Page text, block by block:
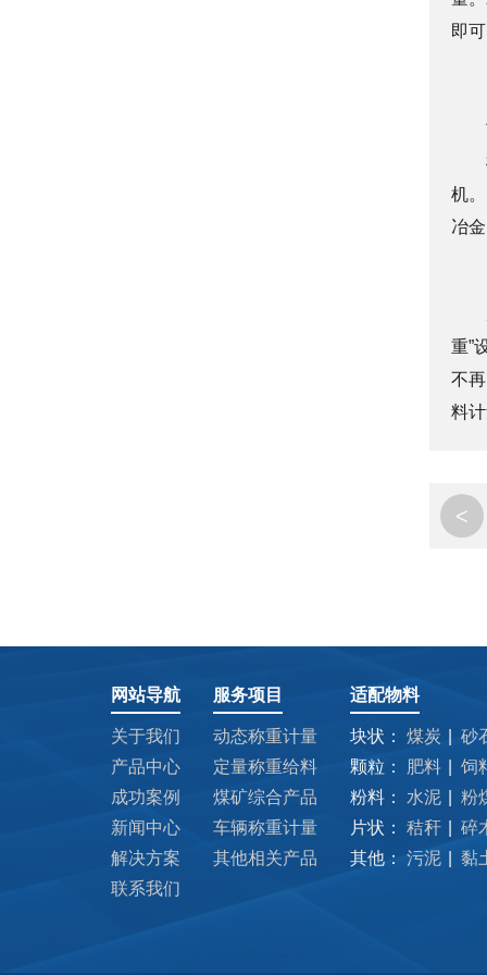
即
机
冶
重”
不
料
<
网站导航
关于我们
产品中心
成功案例
新闻中心
解决方案
联系我们
服务项目
动态称重计量
定量称重给料
煤矿综合产品
车辆称重计量
其他相关产品
适配物料
块状： 煤炭
砂
颗粒：
肥料
饲
粉料： 水泥
粉
片状： 秸秆
碎
其他： 污泥 黏